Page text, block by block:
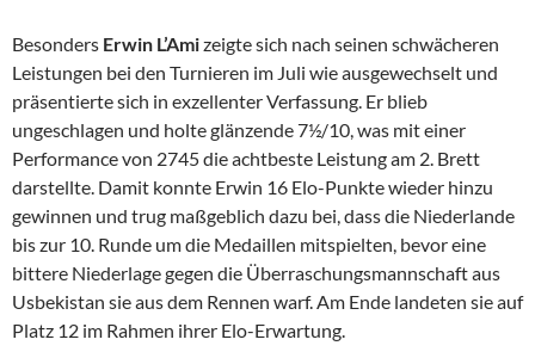
Besonders Erwin L’Amizeigte sich nach seinen schwächeren
Leistungen bei den Turnieren im Juli wie ausgewechselt und
präsentierte sich in exzellenter Verfassung. Er blieb
ungeschlagen und holte glänzende 7½/10, was mit einer
Performance von 2745 die achtbeste Leistung am 2. Brett
darstellte. Damit konnte Erwin 16 Elo-Punkte wieder hinzu
gewinnen und trug maßgeblich dazu bei, dass die Niederlande
bis zur 10. Runde um die Medaillen mitspielten, bevor eine
bittere Niederlage gegen die Überraschungsmannschaft aus
Usbekistan sie aus dem Rennen warf. Am Ende landeten sie auf
Platz 12 im Rahmen ihrer Elo-Erwartung.